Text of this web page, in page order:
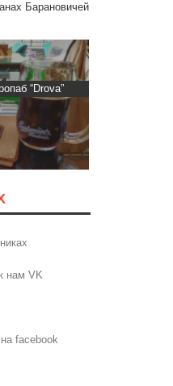
Барановичей
“Drova”
нам VK
facebook